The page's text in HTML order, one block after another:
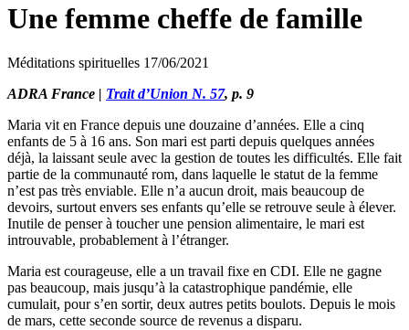
Une femme cheffe de famille
Méditations spirituelles 17/06/2021
ADRA France | Trait d’Union N. 57, p. 9
Maria vit en France depuis une douzaine d’années. Elle a cinq
enfants de 5 à 16 ans. Son mari est parti depuis quelques années
déjà, la laissant seule avec la gestion de toutes les difficultés. Elle fait
partie de la communauté rom, dans laquelle le statut de la femme
n’est pas très enviable. Elle n’a aucun droit, mais beaucoup de
devoirs, surtout envers ses enfants qu’elle se retrouve seule à élever.
Inutile de penser à toucher une pension alimentaire, le mari est
introuvable, probablement à l’étranger.
Maria est courageuse, elle a un travail fixe en CDI. Elle ne gagne
pas beaucoup, mais jusqu’à la catastrophique pandémie, elle
cumulait, pour s’en sortir, deux autres petits boulots. Depuis le mois
de mars, cette seconde source de revenus a disparu.